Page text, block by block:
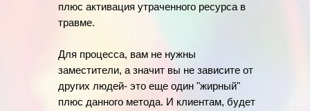
плюс активация утраченного ресурса в
травме.
Для процесса, вам не нужны
заместители, а значит вы не зависите от
других людей- это еще один "жирный"
плюс данного метода. И клиентам, будет